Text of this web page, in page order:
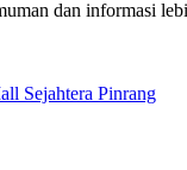
dan informasi
Sejahtera Pinrang